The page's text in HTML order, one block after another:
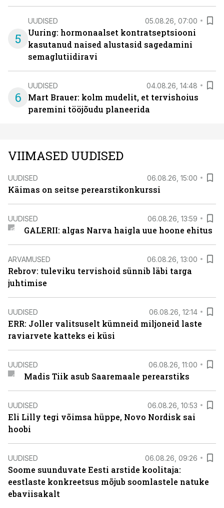
5
UUDISED 05.08.26, 07:00
Uuring: hormonaalset kontratseptsiooni
kasutanud naised alustasid sagedamini
semaglutiidiravi
6
UUDISED 04.08.26, 14:48
Mart Brauer: kolm mudelit, et tervishoius
paremini tööjõudu planeerida
VIIMASED UUDISED
UUDISED 06.08.26, 15:00
Käimas on seitse perearstikonkurssi
UUDISED 06.08.26, 13:59
GALERII: algas Narva haigla uue hoone ehitus
ARVAMUSED 06.08.26, 13:00
Rebrov: tuleviku tervishoid sünnib läbi targa
juhtimise
UUDISED 06.08.26, 12:14
ERR: Joller valitsuselt kümneid miljoneid laste
raviarvete katteks ei küsi
UUDISED 06.08.26, 11:00
Madis Tiik asub Saaremaale perearstiks
UUDISED 06.08.26, 10:53
Eli Lilly tegi võimsa hüppe, Novo Nordisk sai
hoobi
UUDISED 06.08.26, 09:26
Soome suunduvate Eesti arstide koolitaja:
eestlaste konkreetsus mõjub soomlastele natuke
ebaviisakalt